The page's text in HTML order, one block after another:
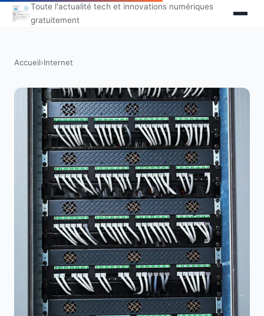
Toute l'actualité tech et innovations numériques
gratuitement
Accueil›Internet